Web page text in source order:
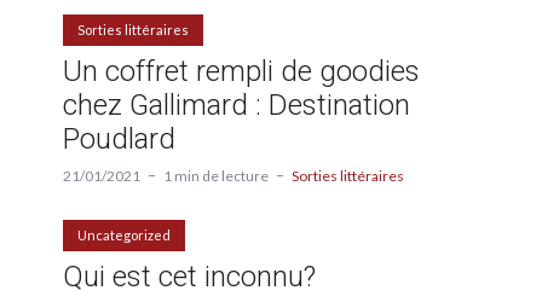
Sorties littéraires
Un coffret rempli de goodies
chez Gallimard : Destination
Poudlard
21/01/2021 1 min de lecture Sorties littéraires
Uncategorized
Qui est cet inconnu?